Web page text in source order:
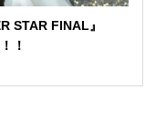
STAR FINAL』
！